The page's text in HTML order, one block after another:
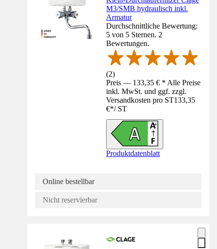
M3/SMB hydraulisch inkl.
Armatur
Durchschnittliche Bewertung:
5 von 5 Sternen. 2
Bewertungen.
(2)
Preis — 133,35 € * Alle Preise
inkl. MwSt. und ggf. zzgl.
Versandkosten pro ST133,35
€*/ ST
Produktdatenblatt
Online bestellbar
Nicht reservierbar